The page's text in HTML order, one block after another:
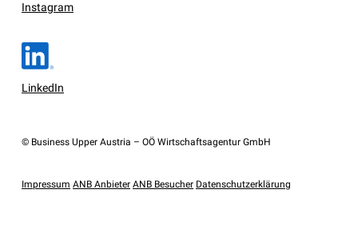
Instagram
LinkedIn
© Business Upper Austria – OÖ Wirtschaftsagentur GmbH
Impressum ANB Anbieter ANB Besucher Datenschutzerklärung